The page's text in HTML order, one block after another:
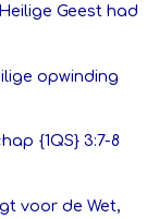
Geest had
opwinding
{1QS} 3:7-8
voor de Wet,